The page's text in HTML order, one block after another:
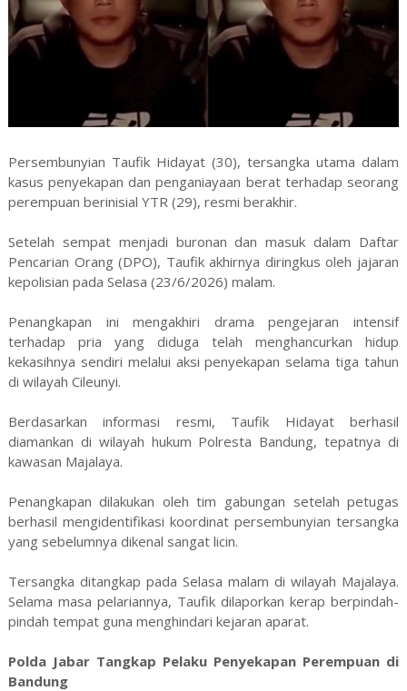
Persembunyian Taufik Hidayat (30), tersangka utama dalam
kasus penyekapan dan penganiayaan berat terhadap seorang
perempuan berinisial YTR (29), resmi berakhir.
Setelah sempat menjadi buronan dan masuk dalam Daftar
Pencarian Orang (DPO), Taufik akhirnya diringkus oleh jajaran
kepolisian pada Selasa (23/6/2026) malam.
Penangkapan ini mengakhiri drama pengejaran intensif
terhadap pria yang diduga telah menghancurkan hidup
kekasihnya sendiri melalui aksi penyekapan selama tiga tahun
di wilayah Cileunyi.
Berdasarkan informasi resmi, Taufik Hidayat berhasil
diamankan di wilayah hukum Polresta Bandung, tepatnya di
kawasan Majalaya.
Penangkapan dilakukan oleh tim gabungan setelah petugas
berhasil mengidentifikasi koordinat persembunyian tersangka
yang sebelumnya dikenal sangat licin.
Tersangka ditangkap pada Selasa malam di wilayah Majalaya.
Selama masa pelariannya, Taufik dilaporkan kerap berpindah-
pindah tempat guna menghindari kejaran aparat.
Polda Jabar Tangkap Pelaku Penyekapan Perempuan di
Bandung